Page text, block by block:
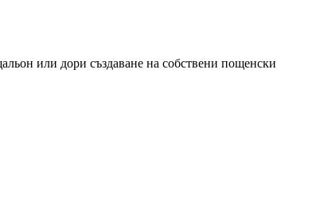
или дори създаване на собствени пощенски